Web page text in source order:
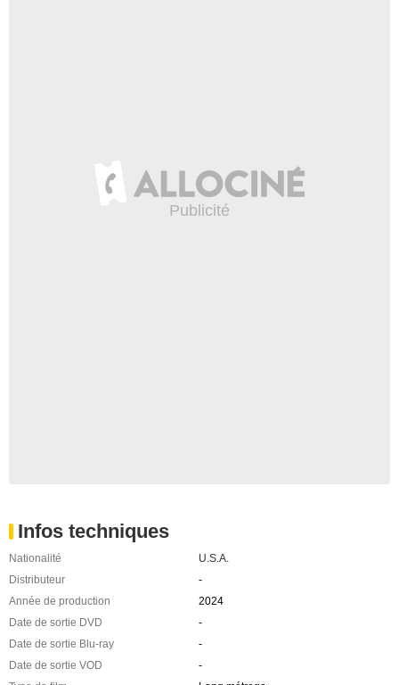
Infos techniques
Nationalité
U.S.A.
Distributeur
-
Année de production
2024
Date de sortie DVD
-
Date de sortie Blu-ray
-
Date de sortie VOD
-